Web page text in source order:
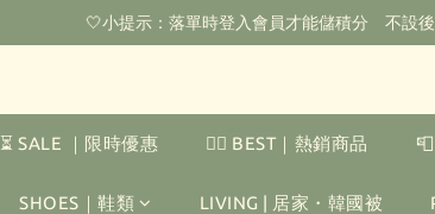
🌟購物滿HKD800即可享香港免運費（不包含手續費）*
🤍小提示：落單時登入會員才能儲積分　不設
🌟購物滿HKD800即可享香港免運費（不包含手續費）*
⏳ SALE ｜限時優惠 ❤️‍🔥 BEST｜熱銷商品
SHOES｜鞋類 LIVING | 居家・韓國被